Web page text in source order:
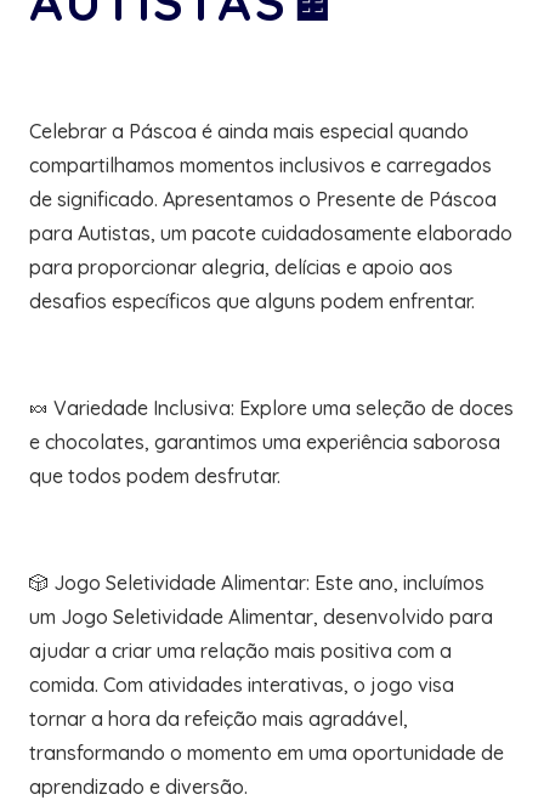
Celebrar a Páscoa é ainda mais especial quando
compartilhamos momentos inclusivos e carregados
de significado. Apresentamos o Presente de Páscoa
para Autistas, um pacote cuidadosamente elaborado
para proporcionar alegria, delícias e apoio aos
desafios específicos que alguns podem enfrentar.
🍬 Variedade Inclusiva: Explore uma seleção de doces
e chocolates, garantimos uma experiência saborosa
que todos podem desfrutar.
🎲 Jogo Seletividade Alimentar: Este ano, incluímos
um Jogo Seletividade Alimentar, desenvolvido para
ajudar a criar uma relação mais positiva com a
comida. Com atividades interativas, o jogo visa
tornar a hora da refeição mais agradável,
transformando o momento em uma oportunidade de
aprendizado e diversão.